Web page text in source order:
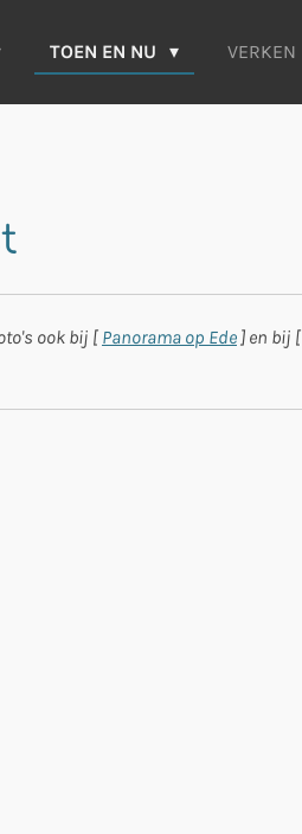
TOEN EN NU VERKEN
ook bij [ Panorama op Ede ] en bij [